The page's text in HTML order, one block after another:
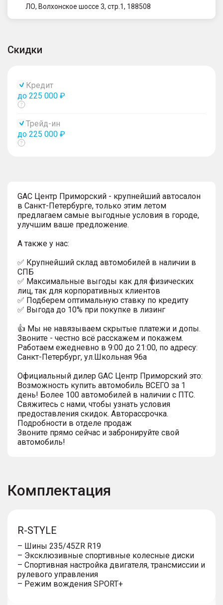
ЛО, Волхонское шоссе 3, стр.1, 188508
Скидки
Кредит
до 225 000 ₽
Показать
Трейд-ин
до 225 000 ₽
Показать
GAC Центр Приморский - крупнейший автосалон
в Санкт-Петербурге, только этим летом
предлагаем самые выгодные условия в городе,
улучшим ваше предложение.
А также у нас:
✅ Крупнейший склад автомобилей в наличии в
СПБ
✅ Максимальные выгоды как для физических
лиц, так для корпоративных клиентов
✅ Подберем оптимальную ставку по кредиту
✅ Выгода до 10% при покупке в лизинг
👍 Мы не навязываем скрытые платежи и допы.
Звоните - честно всё расскажем и покажем.
Работаем ежедневно в 9:00 до 21:00, по адресу:
Санкт-Петербург, ул.Школьная 96а
Официальный дилер GАС Центр Приморский это:
Возможность купить автомобиль ВСЕГО за 1
день! Более 100 автомобилей в наличии с ПТС.
Свяжитесь с нами, чтобы узнать условия
предоставления скидок. Авторассрочка.
Подробности в отделе продаж
Звоните прямо сейчас и забронируйте свой
автомобиль!
Комплектация
R-STYLE
– Шины 235/45ZR R19
– Эксклюзивные спортивные колесные диски
– Спортивная настройка двигателя, трансмиссии и
рулевого управления
– Режим вождения SPORT+